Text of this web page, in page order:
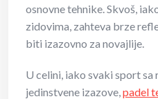
osnovne tehnike. Skvoš,
zidovima, zahteva brze
biti izazovno za novajlije.
U celini, iako svaki sport sa
jedinstvene izazove,padel